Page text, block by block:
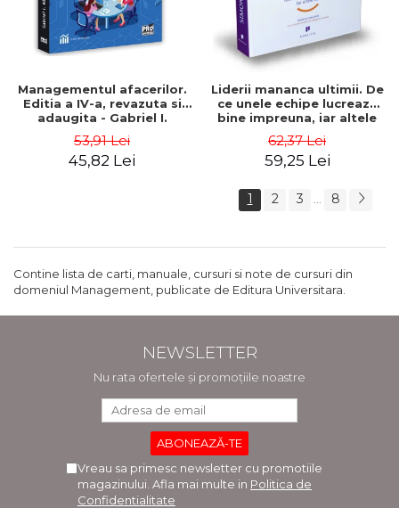
Managementul afacerilor.
Editia a IV-a, revazuta si
adaugita - Gabriel I.
53,91 Lei
45,82 Lei
Liderii mananca ultimii. De
ce unele echipe lucreaza
bine impreuna, iar altele
Sinek
62,37 Lei
59,25 Lei
1 2 3 ... 8
Contine lista de carti, manuale, cursuri si note de cursuri din
domeniul Management, publicate de Editura Universitara.
NEWSLETTER
Nu rata ofertele și promoțiile noastre
Vreau sa primesc newsletter cu promotiile
magazinului. Afla mai multe in Politica de
Confidentialitate